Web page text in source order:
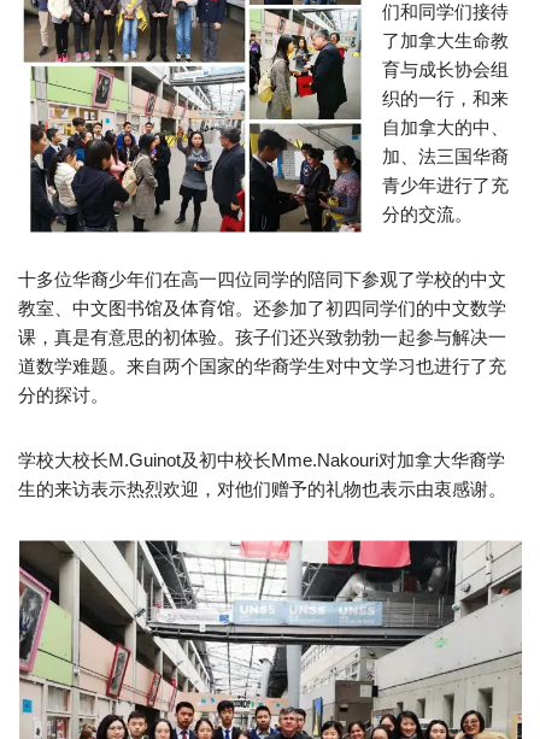
们和同学们接待
了加拿大生命教
育与成长协会组
织的一行，和来
自加拿大的中、
加、法三国华裔
青少年进行了充
分的交流。
十多位华裔少年们在高一四位同学的陪同下参观了学校的中文
教室、中文图书馆及体育馆。还参加了初四同学们的中文数学
课，真是有意思的初体验。孩子们还兴致勃勃一起参与解决一
道数学难题。来自两个国家的华裔学生对中文学习也进行了充
分的探讨。
学校大校长M.Guinot及初中校长Mme.Nakouri对加拿大华裔学
生的来访表示热烈欢迎，对他们赠予的礼物也表示由衷感谢。